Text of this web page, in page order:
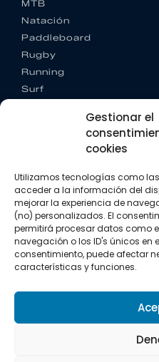
Gestionar el
cookies
Utilizamos tecnologías como
acceder a la información del
mejorar la experiencia de
(no) personalizados. El
permitirá procesar datos como
navegación o los ID's únicos en
consentimiento, puede afectar
características y funciones.
MTB
Natación
Paddleboard
Rugby
Running
Surf
CONTACTO
+34 662 342 177
info@vkssport.com
SÍGUENOS
Política